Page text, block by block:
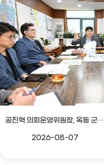
공진혁 의회운영위원장, 옥동 군부대 이전지 양동마을 주민지원사업 점검
2026-08-07